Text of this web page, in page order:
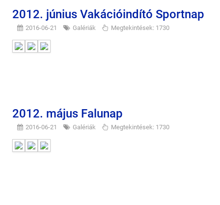
2012. június Vakációindító Sportnap
2016-06-21 Galériák Megtekintések: 1730
2012. május Falunap
2016-06-21 Galériák Megtekintések: 1730